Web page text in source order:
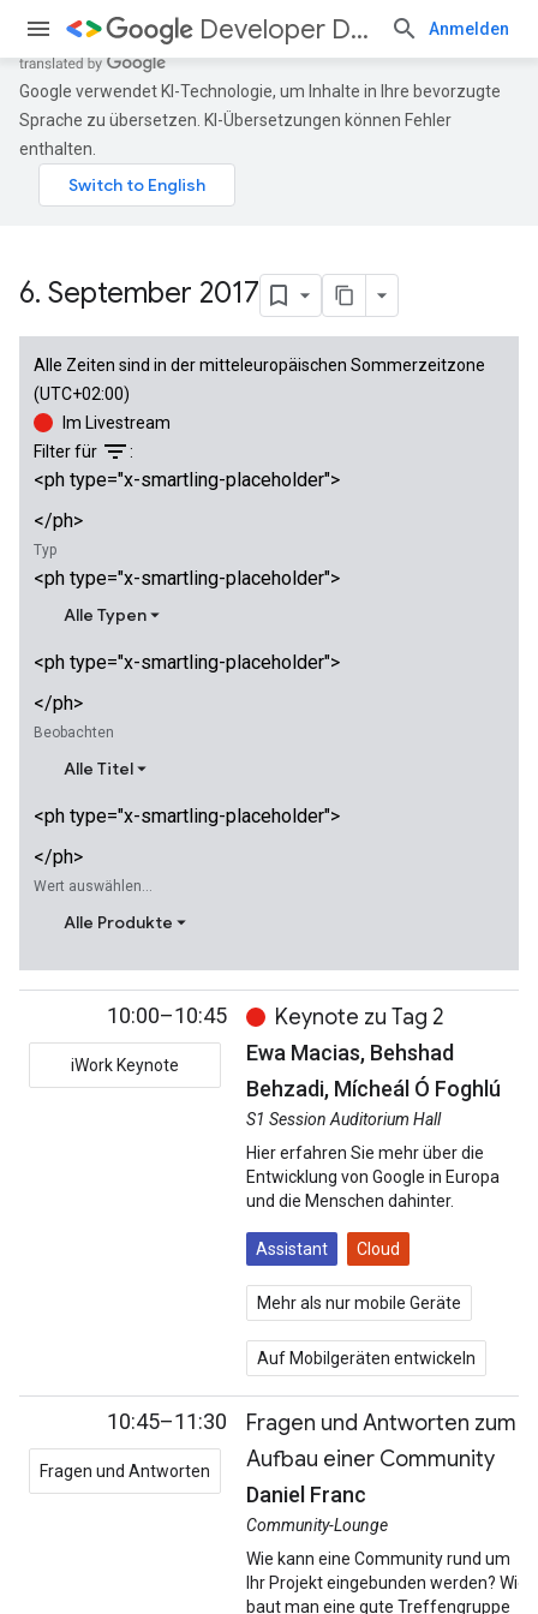
Developer Days Anmelden
Google verwendet KI-Technologie, um Inhalte in Ihre bevorzugte
Sprache zu übersetzen. KI-Übersetzungen können Fehler
enthalten.
6. September 2017
Alle Zeiten sind in der mitteleuropäischen Sommerzeitzone
(UTC+02:00)
Im Livestream
Filter für filter_list:
<ph type="x-smartling-placeholder">
</ph>
Typ
<ph type="x-smartling-placeholder">
Alle Typen
<ph type="x-smartling-placeholder">
</ph>
Beobachten
Alle Titel
<ph type="x-smartling-placeholder">
</ph>
Wert auswählen...
Alle Produkte
10:00–10:45
iWork Keynote
Keynote zu Tag 2
Ewa Macias, Behshad
Behzadi, Mícheál Ó Foghlú
S1 Session Auditorium Hall
Hier erfahren Sie mehr über die
Entwicklung von Google in Europa
und die Menschen dahinter.
Assistant Cloud
Mehr als nur mobile Geräte
Auf Mobilgeräten entwickeln
10:45–11:30
Fragen und Antworten
Fragen und Antworten zum
Aufbau einer Community
Daniel Franc
Community-Lounge
Wie kann eine Community rund um
Ihr Projekt eingebunden werden? Wie
baut man eine gute Treffengruppe